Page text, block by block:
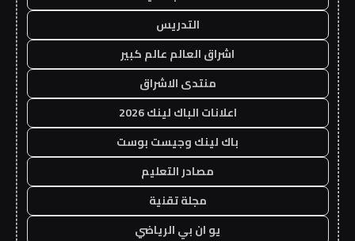
التدريس
اشراق العالم عالم كبير
منتدى الاشراق
اعلانات الباك لينك 2026
باك لينك وجيست بوست
مصادر التعليم
مجلة تقنية
يو ان بي الرياضي